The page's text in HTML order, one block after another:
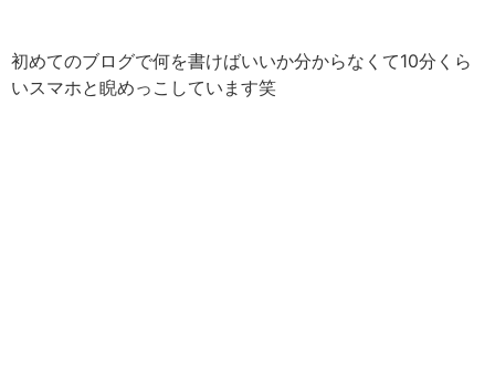
初めてのブログで何を書けばいいか分からなくて10分くら
いスマホと睨めっこしています笑